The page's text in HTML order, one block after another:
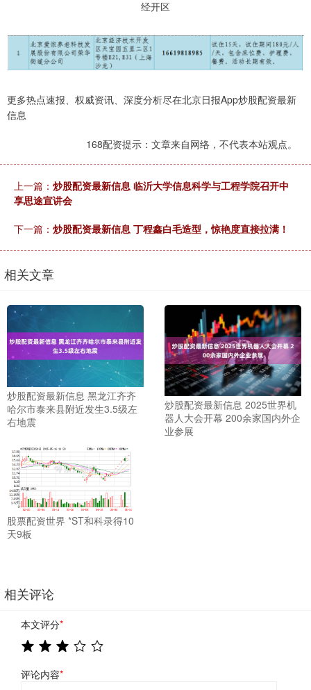
经开区
更多热点速报、权威资讯、深度分析尽在北京日报App炒股配资最新
信息
168配资提示：文章来自网络，不代表本站观点。
上一篇： 炒股配资最新信息 临沂大学信息科学与工程学院召开中
享思途宣讲会
下一篇： 炒股配资最新信息 丁程鑫白毛造型，惊艳度直接拉满！
相关文章
炒股配资最新信息 黑龙江齐齐
哈尔市泰来县附近发生3.5级左
右地震
炒股配资最新信息 2025世界机
器人大会开幕 200余家国内外企
业参展
股票配资世界 *ST和科录得10
天9板
相关评论
本文评分*
评论内容*